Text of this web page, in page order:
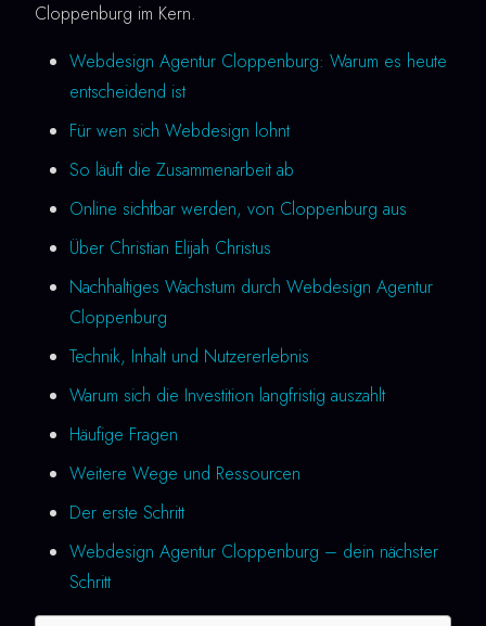
Cloppenburg im Kern.
Webdesign Agentur Cloppenburg: Warum es heute
entscheidend ist
Für wen sich Webdesign lohnt
So läuft die Zusammenarbeit ab
Online sichtbar werden, von Cloppenburg aus
Über Christian Elijah Christus
Nachhaltiges Wachstum durch Webdesign Agentur
Cloppenburg
Technik, Inhalt und Nutzererlebnis
Warum sich die Investition langfristig auszahlt
Häufige Fragen
Weitere Wege und Ressourcen
Der erste Schritt
Webdesign Agentur Cloppenburg – dein nächster
Schritt